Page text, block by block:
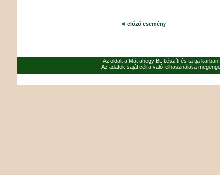
◄ előző esemény
Az oldalt a Mátrahegy Bt. készíti és tartja
Az adatok saját célra való felhasználása